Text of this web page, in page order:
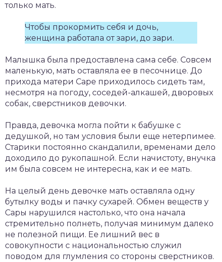
только мать.
Чтобы прокормить себя и дочь,
женщина работала от зари, до зари.
Малышка была предоставлена сама себе. Совсем
маленькую, мать оставляла ее в песочнице. До
прихода матери Саре приходилось сидеть там,
несмотря на погоду, соседей-алкашей, дворовых
собак, сверстников девочки.
Правда, девочка могла пойти к бабушке с
дедушкой, но там условия были еще нетерпимее.
Старики постоянно скандалили, временами дело
доходило до рукопашной. Если начистоту, внучка
им была совсем не интересна, как и ее мать.
На целый день девочке мать оставляла одну
бутылку воды и пачку сухарей. Обмен веществ у
Сары нарушился настолько, что она начала
стремительно полнеть, получая минимум далеко
не полезной пищи. Ее лишний вес в
совокупности с национальностью служил
поводом для глумления со стороны сверстников.